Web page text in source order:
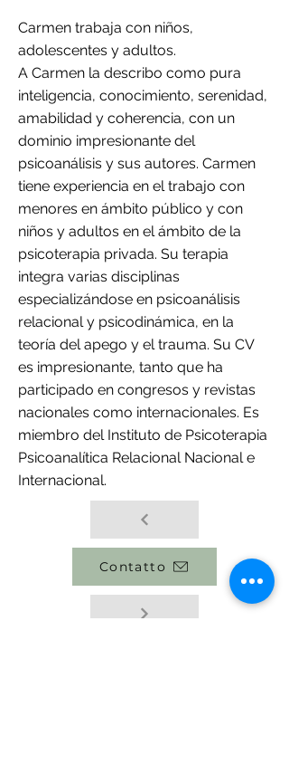
Carmen trabaja con niños,
adolescentes y adultos.
A Carmen la describo como pura
inteligencia, conocimiento, serenidad,
amabilidad y coherencia, con un
dominio impresionante del
psicoanálisis y sus autores. Carmen
tiene experiencia en el trabajo con
menores en ámbito público y con
niños y adultos en el ámbito de la
psicoterapia privada. Su terapia
integra varias disciplinas
especializándose en psicoanálisis
relacional y psicodinámica, en la
teoría del apego y el trauma. Su CV
es impresionante, tanto que ha
participado en congresos y revistas
nacionales como internacionales. Es
miembro del Instituto de Psicoterapia
Psicoanalítica Relacional Nacional e
Internacional.
Contatto